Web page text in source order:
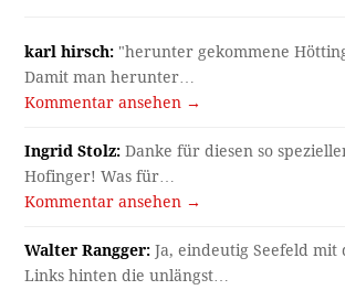
karl hirsch: "herunter gekommene
Damit man herunter…
Kommentar ansehen →
Ingrid Stolz: Danke für diesen so
Hofinger! Was für…
Kommentar ansehen →
Walter Rangger: Ja, eindeutig Seefeld mit
Links hinten die unlängst…